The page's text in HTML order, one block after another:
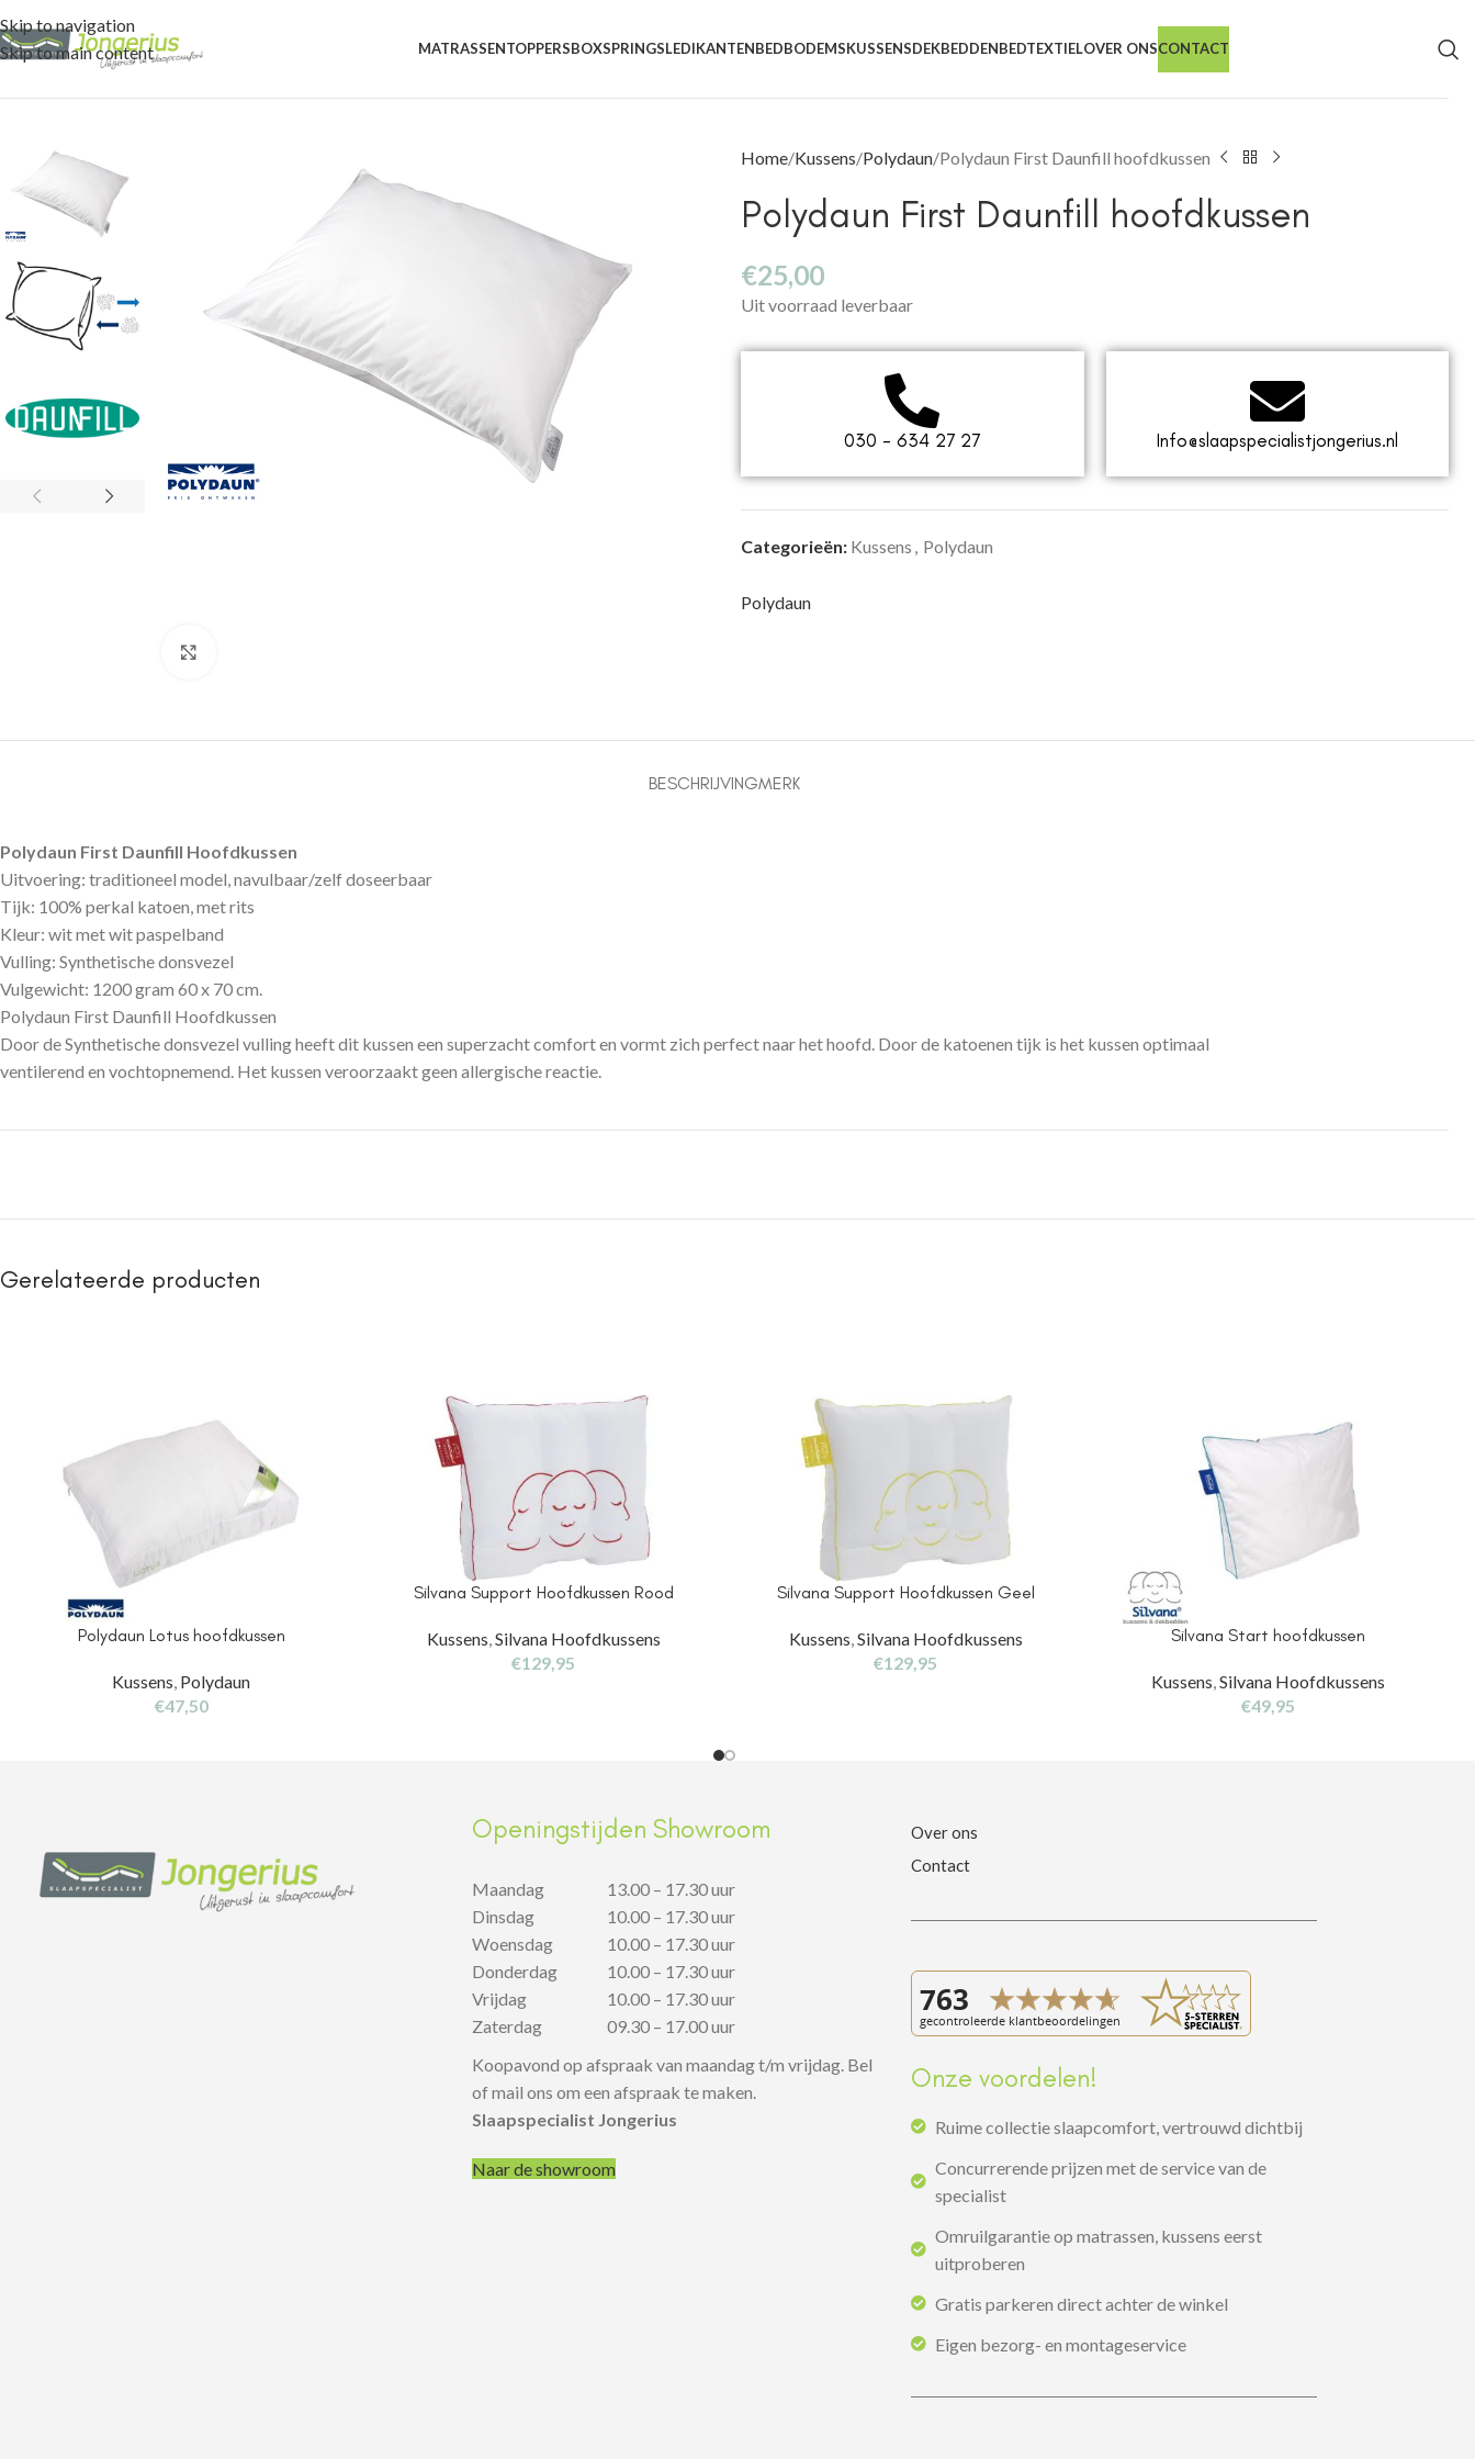
Skip to navigation
Skip to main content
MATRASSENTOPPERSBOXSPRINGSLEDIKANTENBEDBODEMSKUSSENSDEKBEDDENBEDTEXTIELOVER ONSCONTACT
Home Kussens Polydaun Polydaun First Daunfill hoofdkussen
Polydaun First Daunfill hoofdkussen
€25,00
Uit voorraad leverbaar
030 - 634 27 27 Info@slaapspecialistjongerius.nl
Categorieën: Kussens , Polydaun
Polydaun
BESCHRIJVINGMERK
Polydaun First Daunfill Hoofdkussen
Uitvoering: traditioneel model, navulbaar/zelf doseerbaar
Tijk: 100% perkal katoen, met rits
Kleur: wit met wit paspelband
Vulling: Synthetische donsvezel
Vulgewicht: 1200 gram 60 x 70 cm.
Polydaun First Daunfill Hoofdkussen
Door de Synthetische donsvezel vulling heeft dit kussen een superzacht comfort en vormt zich perfect naar het hoofd. Door de katoenen tijk is het kussen optimaal
ventilerend en vochtopnemend. Het kussen veroorzaakt geen allergische reactie.
Gerelateerde producten
Polydaun Lotus hoofdkussen
Kussens, Polydaun
€47,50
Silvana Support Hoofdkussen Rood
Kussens Silvana Hoofdkussens
€129,95
Silvana Support Hoofdkussen Geel
Kussens Silvana Hoofdkussens
€129,95
Silvana Start hoofdkussen
Kussens,Silvana Hoofdkussens
€49,95
Openingstijden Showroom
Maandag
Dinsdag
Woensdag
Donderdag
Vrijdag
Zaterdag
13.00 – 17.30 uur
10.00 – 17.30 uur
10.00 – 17.30 uur
10.00 – 17.30 uur
10.00 – 17.30 uur
09.30 – 17.00 uur
Koopavond op afspraak van maandag t/m vrijdag. Bel
of mail ons om een afspraak te maken.
Slaapspecialist Jongerius
Naar de showroom
Over ons
Contact
Onze voordelen!
Ruime collectie slaapcomfort, vertrouwd dichtbij
Concurrerende prijzen met de service van de
specialist
Omruilgarantie op matrassen, kussens eerst
uitproberen
Gratis parkeren direct achter de winkel
Eigen bezorg- en montageservice